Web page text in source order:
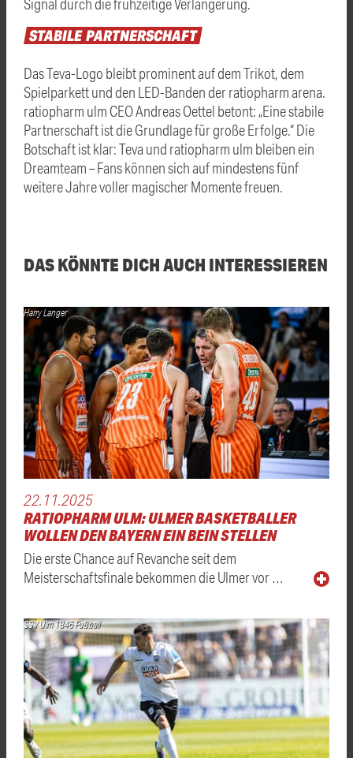
Signal durch die frühzeitige Verlängerung.
STABILEPARTNERSCHAFT
Das Teva-Logo bleibt prominent auf dem Trikot, dem
Spielparkett und den LED-Banden der ratiopharm arena.
ratiopharm ulm CEO Andreas Oettel betont: „Eine stabile
Partnerschaft ist die Grundlage für große Erfolge.“ Die
Botschaft ist klar: Teva und ratiopharm ulm bleiben ein
Dreamteam – Fans können sich auf mindestens fünf
weitere Jahre voller magischer Momente freuen.
DAS KÖNNTE DICH AUCH INTERESSIEREN
Harry Langer
22.11.2025
RATIOPHARM ULM: ULMER BASKETBALLER
WOLLEN DEN BAYERN EIN BEIN STELLEN
Die erste Chance auf Revanche seit dem
Meisterschaftsfinale bekommen die Ulmer vor …
SSV Ulm 1846 Fußball